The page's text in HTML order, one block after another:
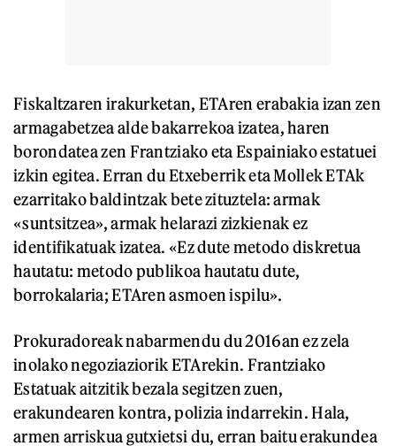
Fiskaltzaren irakurketan, ETAren erabakia izan zen
armagabetzea alde bakarrekoa izatea, haren
borondatea zen Frantziako eta Espainiako estatuei
izkin egitea. Erran du Etxeberrik eta Mollek ETAk
ezarritako baldintzak bete zituztela: armak
«suntsitzea», armak helarazi zizkienak ez
identifikatuak izatea. «Ez dute metodo diskretua
hautatu: metodo publikoa hautatu dute,
borrokalaria; ETAren asmoen ispilu».
Prokuradoreak nabarmendu du 2016an ez zela
inolako negoziaziorik ETArekin. Frantziako
Estatuak aitzitik bezala segitzen zuen,
erakundearen kontra, polizia indarrekin. Hala,
armen arriskua gutxietsi du, erran baitu erakundea